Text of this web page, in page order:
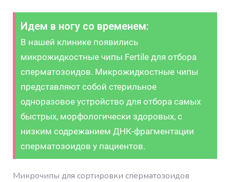
Идем в ногу со временем:
В нашей клинике появились
микрожидкостные чипы Fertile для отбора
сперматозоидов. Микрожидкостные чипы
представляют собой стерильное
одноразовое устройство для отбора самых
быстрых, морфологически здоровых, с
низким содрежанием ДНК-фрагментации
сперматозоидов у пациентов.
Микрочипы для сортировки сперматозоидов